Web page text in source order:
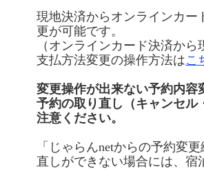
現地決済からオンラインカー
更が可能です。
（オンラインカード決済か
支払方法変更の操作方法はこ
変更操作が出来ない予約内容
予約の取り直し（キャンセル
注意ください。
「じゃらんnetからの予約変
直しができない場合には、